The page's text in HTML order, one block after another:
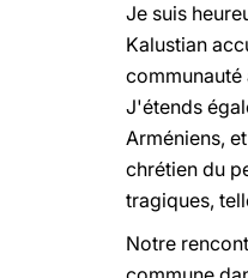
Je suis
Kalustian
communauté
J'étends
Arméniens,
chrétien du
tragiques,
Notre